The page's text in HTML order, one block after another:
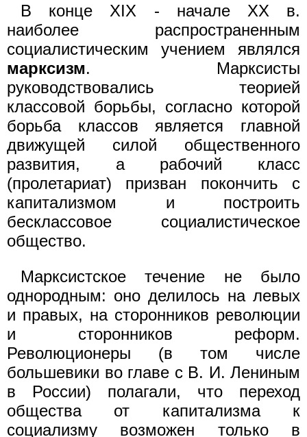
В конце XIX - начале XX в.
наиболее распространенным
социалистическим учением являлся
марксизм. Марксисты
руководствовались теорией
классовой борьбы, согласно которой
борьба классов является главной
движущей силой общественного
развития, а рабочий класс
(пролетариат) призван покончить с
капитализмом и построить
бесклассовое социалистическое
общество.
Марксистское течение не было
однородным: оно делилось на левых
и правых, на сторонников революции
и сторонников реформ.
Революционеры (в том числе
большевики во главе с В. И. Лениным
в России) полагали, что переход
общества от капитализма к
социализму возможен только в